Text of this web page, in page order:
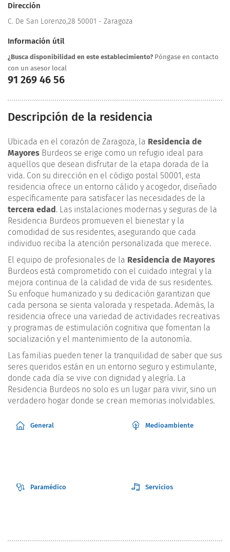
Dirección
C. De San Lorenzo,28 50001 - Zaragoza
Información útil
¿Busca disponibilidad en este establecimiento? Póngase en contacto
con un asesor local
91 269 46 56
Descripción de la residencia
Ubicada en el corazón de Zaragoza, la Residencia de
Mayores Burdeos se erige como un refugio ideal para
aquellos que desean disfrutar de la etapa dorada de la
vida. Con su dirección en el código postal 50001, esta
residencia ofrece un entorno cálido y acogedor, diseñado
específicamente para satisfacer las necesidades de la
tercera edad. Las instalaciones modernas y seguras de la
Residencia Burdeos promueven el bienestar y la
comodidad de sus residentes, asegurando que cada
individuo reciba la atención personalizada que merece.
El equipo de profesionales de la Residencia de Mayores
Burdeos está comprometido con el cuidado integral y la
mejora continua de la calidad de vida de sus residentes.
Su enfoque humanizado y su dedicación garantizan que
cada persona se sienta valorada y respetada. Además, la
residencia ofrece una variedad de actividades recreativas
y programas de estimulación cognitiva que fomentan la
socialización y el mantenimiento de la autonomía.
Las familias pueden tener la tranquilidad de saber que sus
seres queridos están en un entorno seguro y estimulante,
donde cada día se vive con dignidad y alegría. La
Residencia Burdeos no solo es un lugar para vivir, sino un
verdadero hogar donde se crean memorias inolvidables.
General Medioambiente
Paramédico Servicios